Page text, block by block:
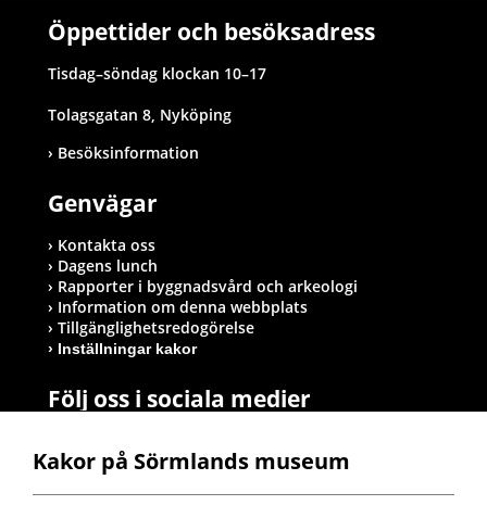
Öppettider och besöksadress
Tisdag–söndag klockan 10–17
Tolagsgatan 8, Nyköping
Besöksinformation
Genvägar
Kontakta oss
Dagens lunch
Rapporter i byggnadsvård och arkeologi
Information om denna webbplats
Tillgänglighetsredogörelse
Inställningar kakor
Följ oss i sociala medier
Postadress
Kakor på Sörmlands museum